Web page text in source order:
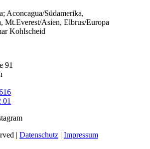
Aconcagua/Südamerika,
Asien, Elbrus/Europa
Kohlscheid
91
01
| Datenschutz | Impressum